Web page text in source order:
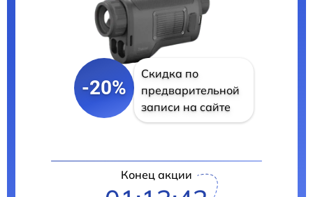
-20%
Скидка по
предварительной
записи на сайте
Конец акции